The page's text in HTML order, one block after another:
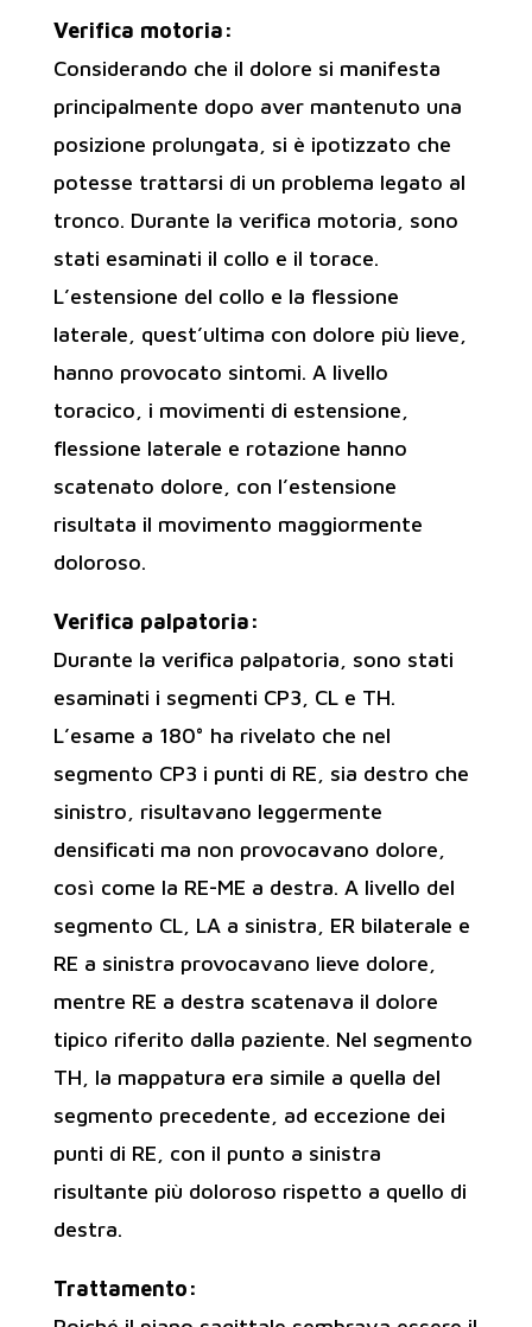
Verifica motoria:
Considerando che il dolore si manifesta
principalmente dopo aver mantenuto una
posizione prolungata, si è ipotizzato che
potesse trattarsi di un problema legato al
tronco. Durante la verifica motoria, sono
stati esaminati il collo e il torace.
L’estensione del collo e la flessione
laterale, quest’ultima con dolore più lieve,
hanno provocato sintomi. A livello
toracico, i movimenti di estensione,
flessione laterale e rotazione hanno
scatenato dolore, con l’estensione
risultata il movimento maggiormente
doloroso.
Verifica palpatoria:
Durante la verifica palpatoria, sono stati
esaminati i segmenti CP3, CL e TH.
L’esame a 180° ha rivelato che nel
segmento CP3 i punti di RE, sia destro che
sinistro, risultavano leggermente
densificati ma non provocavano dolore,
così come la RE-ME a destra. A livello del
segmento CL, LA a sinistra, ER bilaterale e
RE a sinistra provocavano lieve dolore,
mentre RE a destra scatenava il dolore
tipico riferito dalla paziente. Nel segmento
TH, la mappatura era simile a quella del
segmento precedente, ad eccezione dei
punti di RE, con il punto a sinistra
risultante più doloroso rispetto a quello di
destra.
Trattamento: